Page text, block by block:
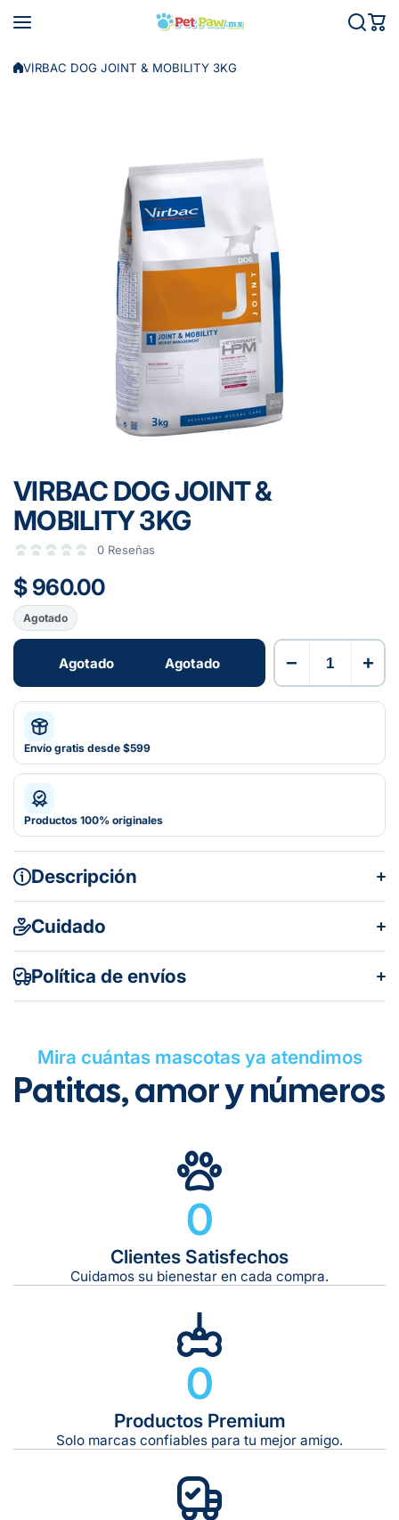
VIRBAC DOG JOINT & MOBILITY 3KG
VIRBAC DOG JOINT &
MOBILITY 3KG
0 Reseñas
$ 960.00
Agotado
Agotado Agotado − +
Envío gratis desde $599
Productos 100% originales
Descripción
Cuidado
Política de envíos
Gratuito en todos los pedidos
Tiempo de entrega estimado: 5 a 7 días hábiles
Gratis en compras de $599 o más
Mira cuántas mascotas ya atendimos
Patitas, amor y números
0
Clientes Satisfechos
Cuidamos su bienestar en cada compra.
0
Productos Premium
Solo marcas confiables para tu mejor amigo.